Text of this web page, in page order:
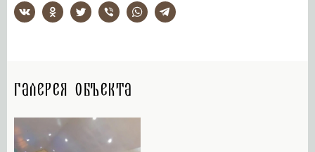
Галерея объекта